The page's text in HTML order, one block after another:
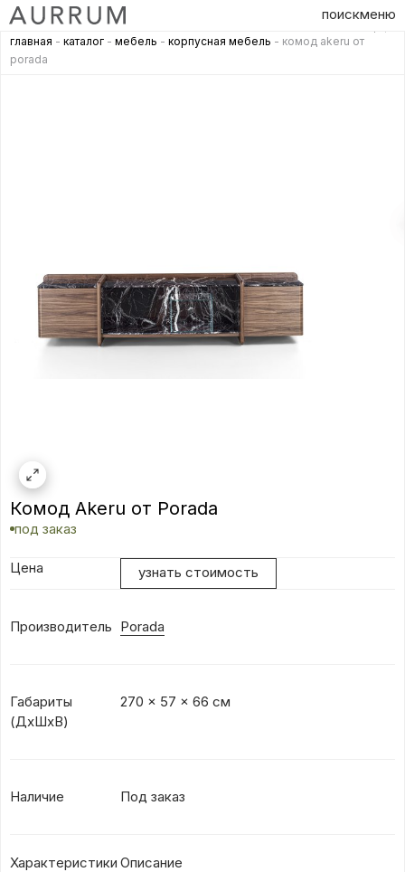
поискменю
главная - каталог - мебель - корпусная мебель - комод akeru от
porada
Комод Akeru от Porada
под заказ
Цена узнать стоимость
Производитель Porada
Габариты
(ДxШxВ)
270 x 57 x 66 см
Наличие Под заказ
Характеристики Описание